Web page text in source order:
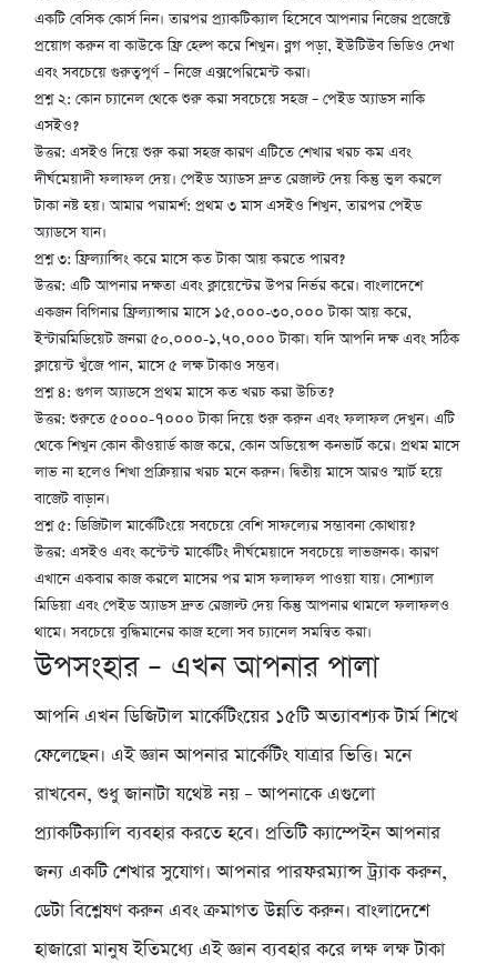
একটি বেসিক কোর্স নিন। তারপর প্র্যাকটিক্যাল হিসেবে আপনার নিজের প্রজেক্টে
প্রয়োগ করুন বা কাউকে ফ্রি হেল্প করে শিখুন। ব্লগ পড়া, ইউটিউব ভিডিও দেখা
এবং সবচেয়ে গুরুত্বপূর্ণ – নিজে এক্সপেরিমেন্ট করা।
প্রশ্ন ২: কোন চ্যানেল থেকে শুরু করা সবচেয়ে সহজ – পেইড অ্যাডস নাকি
এসইও?
উত্তর: এসইও দিয়ে শুরু করা সহজ কারণ এটিতে শেখার খরচ কম এবং
দীর্ঘমেয়াদী ফলাফল দেয়। পেইড অ্যাডস দ্রুত রেজাল্ট দেয় কিন্তু ভুল করলে
টাকা নষ্ট হয়। আমার পরামর্শ: প্রথম ৩ মাস এসইও শিখুন, তারপর পেইড
অ্যাডসে যান।
প্রশ্ন ৩: ফ্রিল্যান্সিং করে মাসে কত টাকা আয় করতে পারব?
উত্তর: এটি আপনার দক্ষতা এবং ক্লায়েন্টের উপর নির্ভর করে। বাংলাদেশে
একজন বিগিনার ফ্রিল্যান্সার মাসে ১৫,०००-৩०,००० টাকা আয় করে,
ইন্টারমিডিয়েট জনরা ৫০,०००-১,५०,००० টাকা। যদি আপনি দক্ষ এবং সঠিক
ক্লায়েন্ট খুঁজে পান, মাসে ৫ লক্ষ টাকাও সম্ভব।
প্রশ্ন ৪: গুগল অ্যাডসে প্রথম মাসে কত খরচ করা উচিত?
উত্তর: শুরুতে ৫०००-१००० টাকা দিয়ে শুরু করুন এবং ফলাফল দেখুন। এটি
থেকে শিখুন কোন কীওয়ার্ড কাজ করে, কোন অডিয়েন্স কনভার্ট করে। প্রথম মাসে
লাভ না হলেও শিখা প্রক্রিয়ার খরচ মনে করুন। দ্বিতীয় মাসে আরও স্মার্ট হয়ে
বাজেট বাড়ান।
প্রশ্ন ৫: ডিজিটাল মার্কেটিংয়ে সবচেয়ে বেশি সাফল্যের সম্ভাবনা কোথায়?
উত্তর: এসইও এবং কন্টেন্ট মার্কেটিং দীর্ঘমেয়াদে সবচেয়ে লাভজনক। কারণ
এখানে একবার কাজ করলে মাসের পর মাস ফলাফল পাওয়া যায়। সোশ্যাল
মিডিয়া এবং পেইড অ্যাডস দ্রুত রেজাল্ট দেয় কিন্তু আপনার থামলে ফলাফলও
থামে। সবচেয়ে বুদ্ধিমানের কাজ হলো সব চ্যানেল সমন্বিত করা।
উপসংহার – এখন আপনার পালা
আপনি এখন ডিজিটাল মার্কেটিংয়ের ১৫টি অত্যাবশ্যক টার্ম শিখে
ফেলেছেন। এই জ্ঞান আপনার মার্কেটিং যাত্রার ভিত্তি। মনে
রাখবেন, শুধু জানাটা যথেষ্ট নয় – আপনাকে এগুলো
প্র্যাকটিক্যালি ব্যবহার করতে হবে। প্রতিটি ক্যাম্পেইন আপনার
জন্য একটি শেখার সুযোগ। আপনার পারফরম্যান্স ট্র্যাক করুন,
ডেটা বিশ্লেষণ করুন এবং ক্রমাগত উন্নতি করুন। বাংলাদেশে
হাজারো মানুষ ইতিমধ্যে এই জ্ঞান ব্যবহার করে লক্ষ লক্ষ টাকা